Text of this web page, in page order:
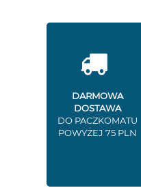
DARMOWA
DOSTAWA
DO PACZKOMATU
POWYŻEJ 75 PLN